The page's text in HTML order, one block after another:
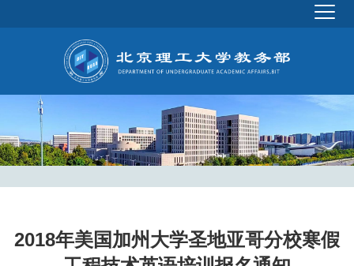
2018年美国加州大学圣地亚哥分校寒假